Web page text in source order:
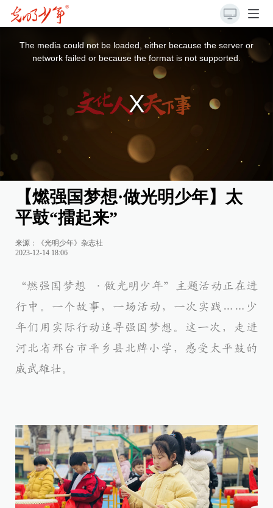
The media could not be loaded, either because the server or
network failed or because the format is not supported.
【燃强国梦想·做光明少年】太
平鼓“擂起来”
来源：《光明少年》杂志社
2023-12-14 18:06
“燃强国梦想 ·做光明少年”主题活动正在进
行中。一个故事，一场活动，一次实践……少
年们用实际行动追寻强国梦想。这一次，走进
河北省邢台市平乡县北牌小学 ，感受太平鼓的
威武雄壮。